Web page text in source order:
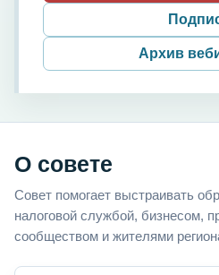
Архив
О совете
Совет помогает выстраивать
налоговой службой, бизнесом,
сообществом и жителями